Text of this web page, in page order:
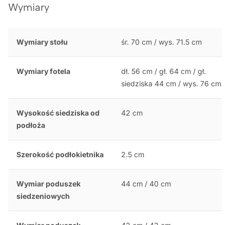
Wymiary
Wymiary stołu śr. 70 cm / wys. 71.5 cm
Wymiary fotela
dł. 56 cm / gł. 64 cm / gł.
siedziska 44 cm / wys. 76 cm
Wysokość siedziska od
podłoża
42 cm
Szerokość podłokietnika 2.5 cm
Wymiar poduszek
siedzeniowych
44 cm / 40 cm